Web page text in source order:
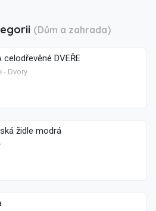
(Dům a zahrada)
celodřevěné DVEŘE
- Dvory
židle modrá